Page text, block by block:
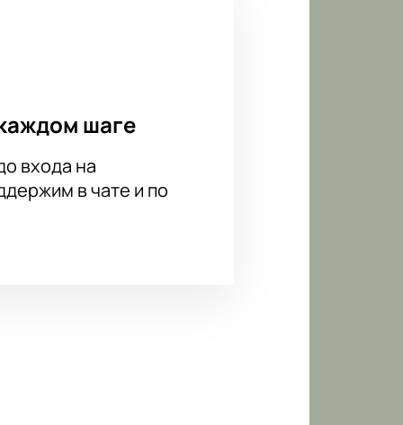
шаге
входа на
в чате и по